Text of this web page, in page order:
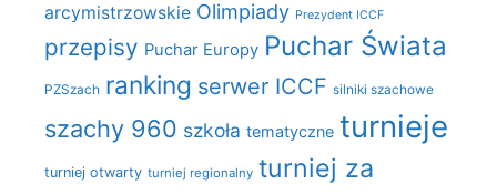
arcymistrzowskie Olimpiady Prezydent ICCF
przepisy Puchar Europy Puchar Świata
PZSzach ranking serwer ICCF silniki szachowe
szachy 960 szkoła tematyczne turnieje
turniej otwarty turniej regionalny turniej za